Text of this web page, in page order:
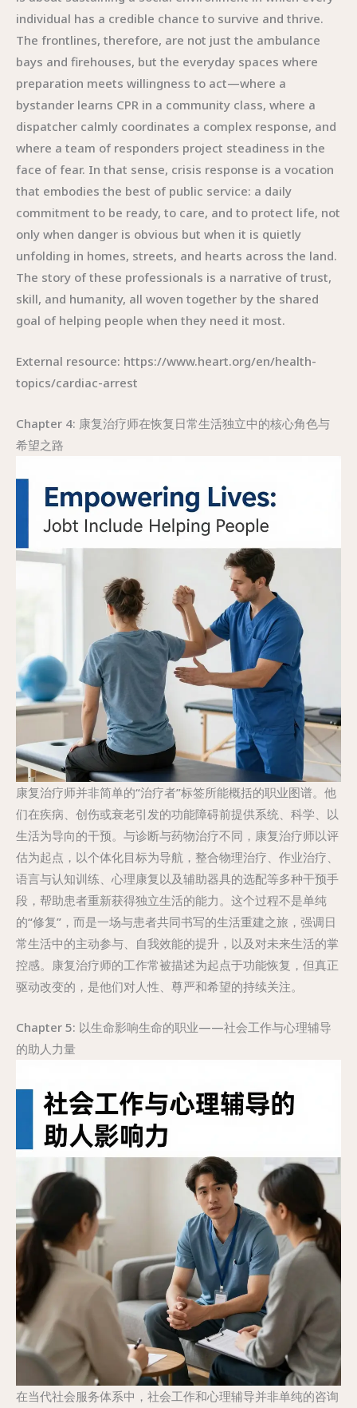
individual has a credible chance to survive and thrive.
The frontlines, therefore, are not just the ambulance
bays and firehouses, but the everyday spaces where
preparation meets willingness to act—where a
bystander learns CPR in a community class, where a
dispatcher calmly coordinates a complex response, and
where a team of responders project steadiness in the
face of fear. In that sense, crisis response is a vocation
that embodies the best of public service: a daily
commitment to be ready, to care, and to protect life, not
only when danger is obvious but when it is quietly
unfolding in homes, streets, and hearts across the land.
The story of these professionals is a narrative of trust,
skill, and humanity, all woven together by the shared
goal of helping people when they need it most.
External resource: https://www.heart.org/en/health-
topics/cardiac-arrest
Chapter 4: 康复治疗师在恢复日常生活独立中的核心角色与
希望之路
康复治疗师并非简单的“治疗者”标签所能概括的职业图谱。他
们在疾病、创伤或衰老引发的功能障碍前提供系统、科学、以
生活为导向的干预。与诊断与药物治疗不同，康复治疗师以评
估为起点，以个体化目标为导航，整合物理治疗、作业治疗、
语言与认知训练、心理康复以及辅助器具的选配等多种干预手
段，帮助患者重新获得独立生活的能力。这个过程不是单纯
的“修复”，而是一场与患者共同书写的生活重建之旅，强调日
常生活中的主动参与、自我效能的提升，以及对未来生活的掌
控感。康复治疗师的工作常被描述为起点于功能恢复，但真正
驱动改变的，是他们对人性、尊严和希望的持续关注。
Chapter 5: 以生命影响生命的职业——社会工作与心理辅导
的助人力量
在当代社会服务体系中，社会工作和心理辅导并非单纯的咨询